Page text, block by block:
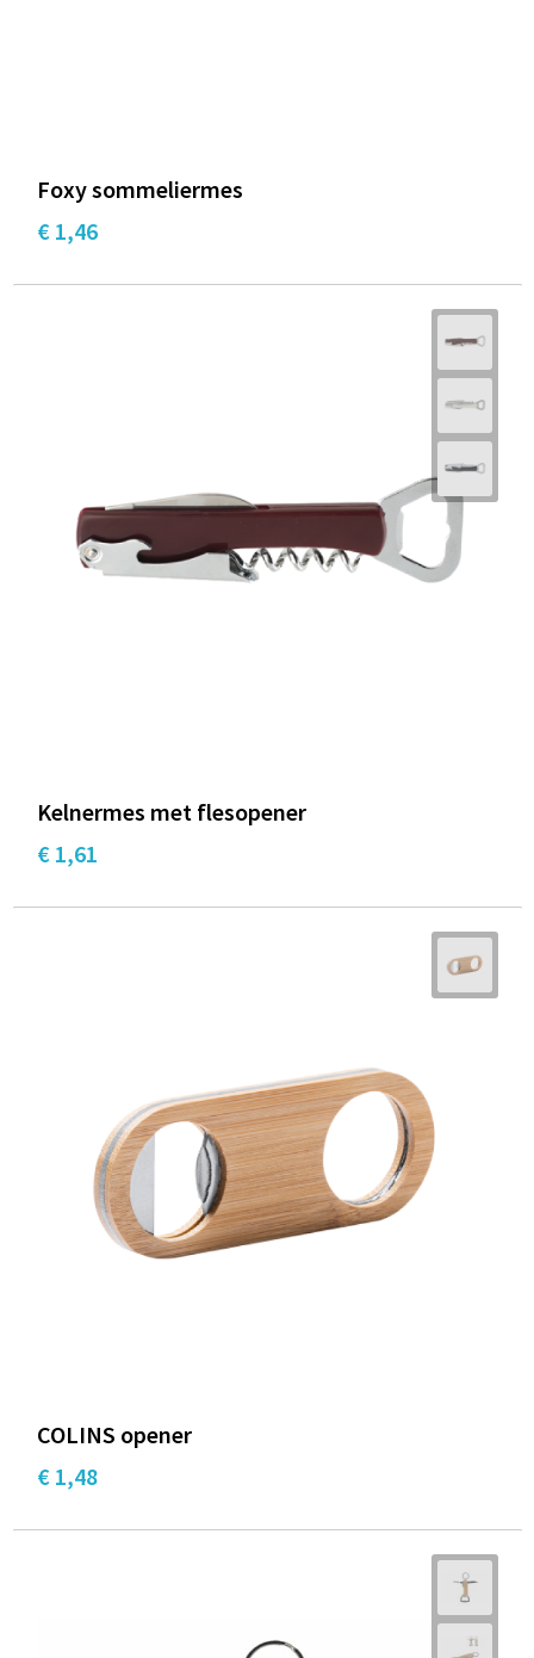
Foxy sommeliermes
€ 1,46
Kelnermes met flesopener
€ 1,61
COLINS opener
€ 1,48